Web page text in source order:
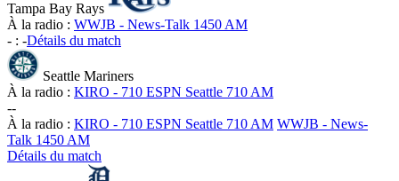
Tampa Bay Rays
À la radio : WWJB - News-Talk 1450 AM
- : -Détails du match
Seattle Mariners
À la radio : KIRO - 710 ESPN Seattle 710 AM
--
À la radio : KIRO - 710 ESPN Seattle 710 AM WWJB - News-
Talk 1450 AM
Détails du match